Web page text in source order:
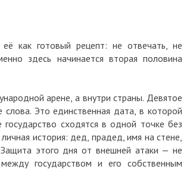
как готовый рецепт: не отвечать, не
здесь начинается вторая половина
арене, а внутри страны. Девятое
Это единственная дата, в которой
государство сходятся в одной точке без
история: дед, прадед, имя на стене,
этого дня от внешней атаки — не
государством и его собственным